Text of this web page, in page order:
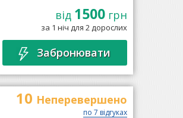
від 1500грн
за 1 ніч для 2 дорослих
Забронювати
10 Неперевершено
по 7 відгуках